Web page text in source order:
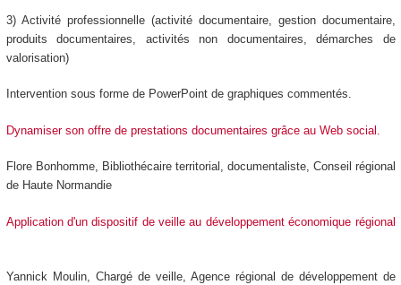
3) Activité professionnelle (activité documentaire, gestion documentaire,
produits documentaires, activités non documentaires, démarches de
valorisation)
Intervention sous forme de PowerPoint de graphiques commentés.
Dynamiser son offre de prestations documentaires grâce au Web social.
Flore Bonhomme, Bibliothécaire territorial, documentaliste, Conseil régional
de Haute Normandie
Application d'un dispositif de veille au développement économique régional
Yannick Moulin, Chargé de veille, Agence régional de développement de